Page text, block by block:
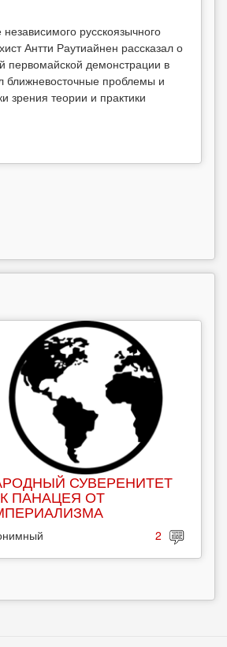
русскоязычного
Антти Раутиайнен рассказал о
первомайской демонстрации в
ближневосточные проблемы и
зрения теории и практики
СУВЕРЕНИТЕТ
ПАНАЦЕЯ ОТ
2